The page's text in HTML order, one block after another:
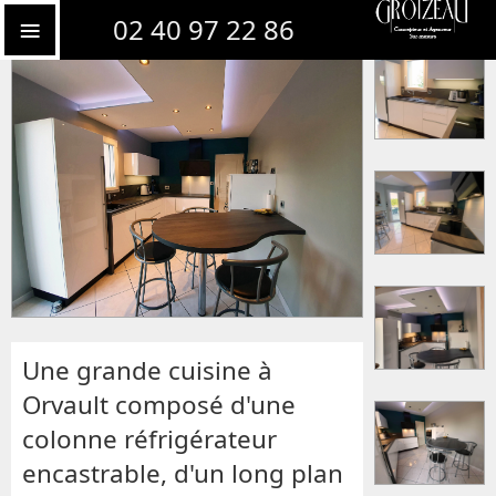
02 40 97 22 86
Une cuisine à Orvault
Une grande cuisine à
Orvault composé d'une
colonne réfrigérateur
encastrable, d'un long plan